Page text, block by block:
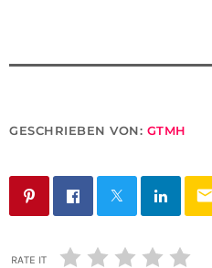
GESCHRIEBEN VON: GTMH
RATE IT